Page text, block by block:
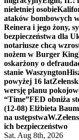
nieletniej osobie
ataków bombowych
Reinera i jego żony,
bezpieczeństwa dla
notariusze chcą
nożem w Burger King
oskarżony o
stanie Waszyngton
powyżej 16 lat
wersję planu
“Time”FED obniża
(12-08) Elżbieta
na ustępstwa
ich bezpieczeństwo
Sat. Aug 8th, 2026